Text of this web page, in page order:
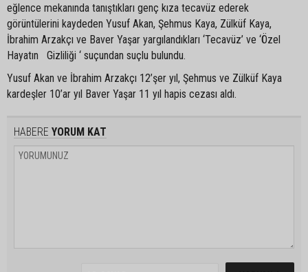
eğlence mekanında tanıştıkları genç kıza tecavüz ederek
görüntülerini kaydeden Yusuf Akan, Şehmus Kaya, Zülküf Kaya,
İbrahim Arzakçı ve Baver Yaşar yargılandıkları ‘Tecavüz’ ve ‘Özel
Hayatın Gizliliği ‘ suçundan suçlu bulundu.
Yusuf Akan ve İbrahim Arzakçı 12’şer yıl, Şehmus ve Zülküf Kaya
kardeşler 10’ar yıl Baver Yaşar 11 yıl hapis cezası aldı.
HABERE YORUM KAT